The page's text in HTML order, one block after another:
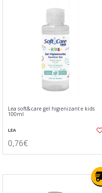
Lea soft&care gel higienizante kids
100ml
LEA
0,76€